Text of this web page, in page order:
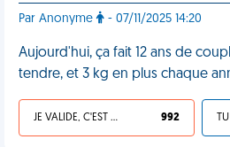
Par Anonyme - 07/11/2025 14:20
Aujourd'hui, ça fait 12 ans de
tendre, et 3 kg en plus chaque
JE VALIDE, C'EST UNE VDM 992